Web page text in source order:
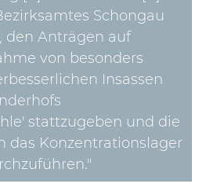
Schongau
den Anträgen auf
von besonders
Insassen
stattzugeben und die
das Konzentrationslager